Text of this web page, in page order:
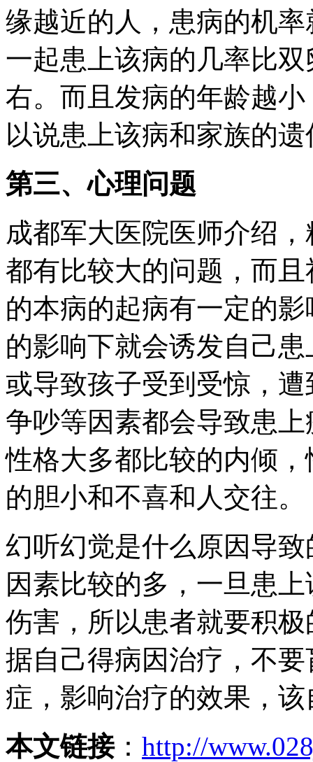
缘越近的人，患病的机
一起患上该病的几率比
右。而且发病的年龄越
以说患上该病和家族的
第三、心理问题
成都军大医院医师介绍
都有比较大的问题，而
的本病的起病有一定的
的影响下就会诱发自己
或导致孩子受到受惊，
争吵等因素都会导致患
性格大多都比较的内倾
的胆小和不喜和人交往。
幻听幻觉是什么原因导
因素比较的多，一旦患
伤害，所以患者就要积
据自己得病因治疗，不
症，影响治疗的效果，
本文链接： http://